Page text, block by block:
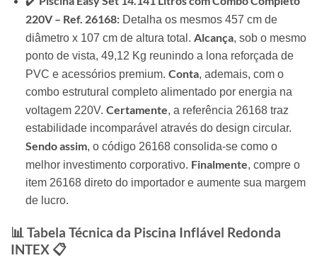
220V – Ref. 26168:Detalha os mesmos 457 cm de
diâmetro x 107 cm de altura total. Alcança, sob o mesmo
ponto de vista, 49,12 Kg reunindo a lona reforçada de
PVC e acessórios premium. Conta, ademais, com o
combo estrutural completo alimentado por energia na
voltagem 220V. Certamente, a referência 26168 traz
estabilidade incomparável através do design circular.
Sendo assim, o código 26168 consolida-se como o
melhor investimento corporativo. Finalmente, compre o
item 26168 direto do importador e aumente sua margem
de lucro.
📊 Tabela Técnica da Piscina Inflável Redonda
INTEX 📋